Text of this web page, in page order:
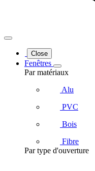
Close
Fenêtres
Par matériaux
Alu
PVC
Bois
Fibre
Par type d'ouverture